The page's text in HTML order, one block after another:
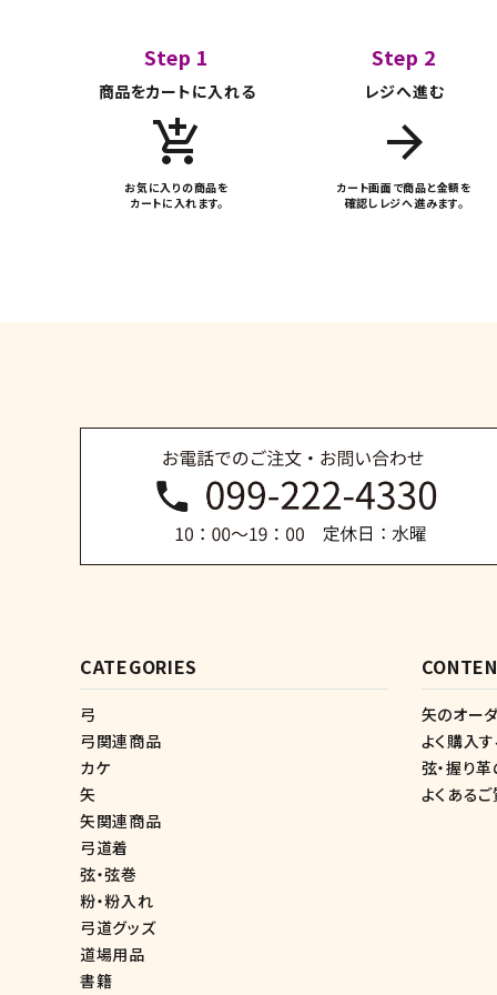
キーワード
カテゴリー
Step 1
商品をカートに入れる
add_shopping_cart
お気に入りの商品を
カートに入れます。
Step 2
レジへ進む
arrow_forward
カート画面で商品と金額を
確認しレジへ進みます。
CATEGORIES
弓
弓関連商品
カケ
矢
矢関連商品
弓道着
弦・弦巻
粉・粉入れ
弓道グッズ
道場用品
書籍
矢のオー
よく購入
弦・握り
よくある